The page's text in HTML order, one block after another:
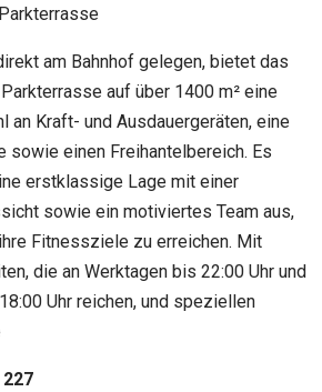
am Bahnhof gelegen, bietet das
auf über 1400 m² eine
an Kraft- und Ausdauergeräten, eine
sowie einen Freihantelbereich. Es
erstklassige Lage mit einer
sowie ein motiviertes Team aus,
Fitnessziele zu erreichen. Mit
die an Werktagen bis 22:00 Uhr und
Uhr reichen, und speziellen